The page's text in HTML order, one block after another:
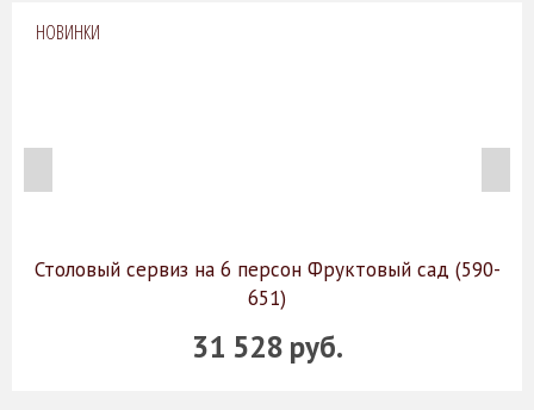
НОВИНКИ
Столовый сервиз на 6 персон Фруктовый сад (590-
651)
31 528 руб.